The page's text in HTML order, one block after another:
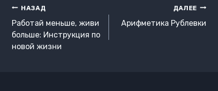
Навигация
по
записям
НАЗАД
Работай меньше, живи
больше: Инструкция по
новой жизни
ДАЛЕЕ
Арифметика Рублевки